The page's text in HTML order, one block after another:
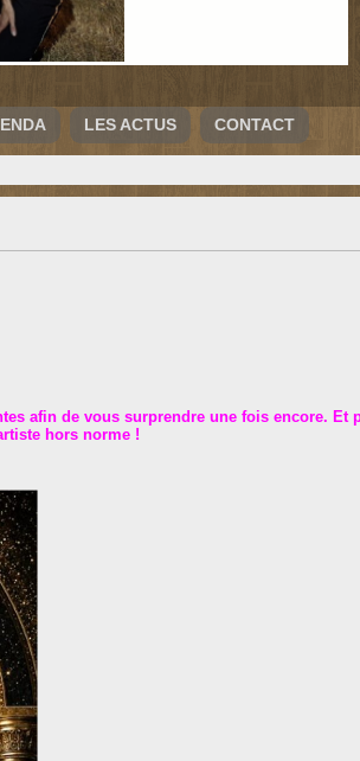
LES ACTUS CONTACT
afin de vous surprendre une fois encore. Et
hors norme !